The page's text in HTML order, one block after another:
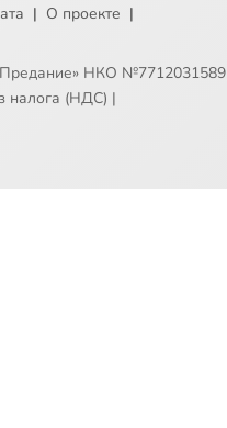
| О проекте |
НКО №7712031589
налога (НДС) |